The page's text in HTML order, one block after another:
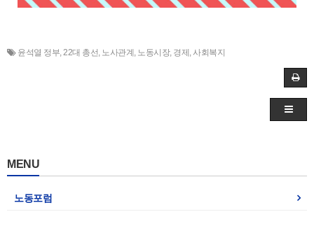
윤석열 정부 22대 총선 노사관계 노동시장, 경제 사회복지
MENU
노동포럼